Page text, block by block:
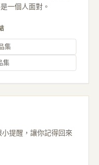
一個人面對。
集
集
提醒，讓你記得回來